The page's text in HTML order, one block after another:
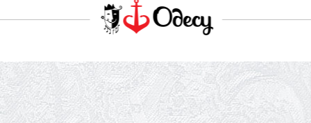
18.05.2026
Шукаємо інженерів і техніків
17.05.2026